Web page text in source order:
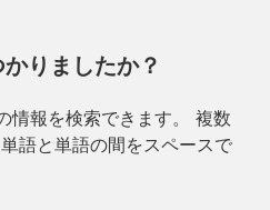
りましたか？
情報を検索できます。 複数
語と単語の間をスペースで